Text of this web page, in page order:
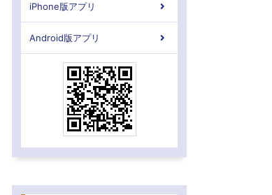
iPhone版アプリ
Android版アプリ